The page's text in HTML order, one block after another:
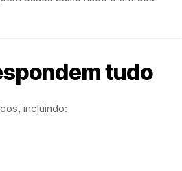
tudo
incluindo: